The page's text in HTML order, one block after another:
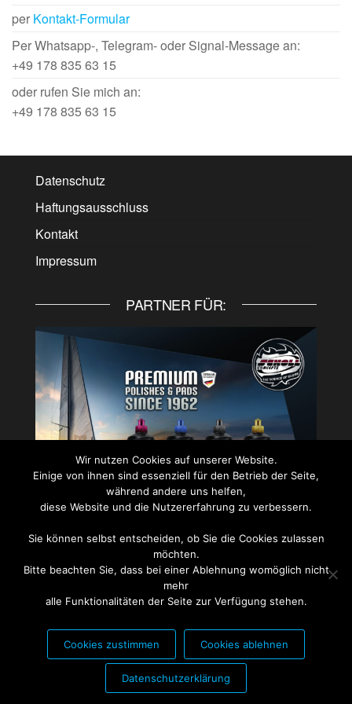
per Kontakt-Formular
Per Whatsapp-, Telegram- oder Signal-Message an:
+49 178 835 63 15
oder rufen Sie mich an:
+49 178 835 63 15
Datenschutz
Haftungsausschluss
Kontakt
Impressum
PARTNER FÜR:
PARTNER FÜR:
Wir nutzen Cookies auf unserer Website.
Einige von ihnen sind essenziell für den Betrieb der Seite,
während andere uns helfen,
diese Website und die Nutzererfahrung zu verbessern.
Sie können selbst entscheiden, ob Sie die Cookies zulassen
möchten.
Bitte beachten Sie, dass bei einer Ablehnung womöglich nicht
mehr
alle Funktionalitäten der Seite zur Verfügung stehen.
Cookies zustimmen Cookies ablehnen
Datenschutzerklärung